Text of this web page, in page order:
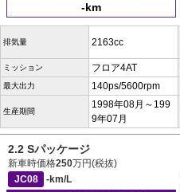
-km
排気量 2163cc
ミッション フロア4AT
最大出力 140ps/5600rpm
生産期間
1998年08月～199
9年07月
2.2 Sパッケージ
新車時価格250万円(税抜)
JC08
-km/L